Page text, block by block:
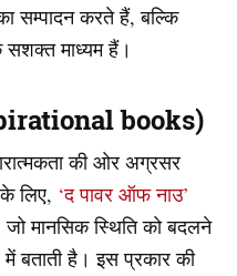
सम्पादन करते हैं, बल्कि
माध्यम हैं।
books)
की ओर अग्रसर
लिए, ‘द पावर ऑफ नाउ’
मानसिक स्थिति को बदलने
बताती है। इस प्रकार की